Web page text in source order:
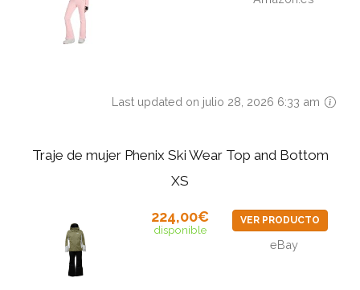
Last updated on julio 28, 2026 6:33 am
Traje de mujer Phenix Ski Wear Top and Bottom
XS
224,00€
disponible
VER PRODUCTO
eBay